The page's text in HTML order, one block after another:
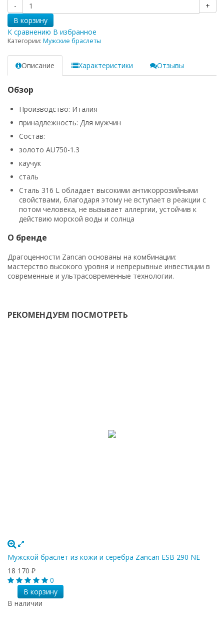
-
+
В корзину
К сравнению В избранное
Категории: Мужские браслеты
Описание Характеристики Отзывы
Обзор
Производство: Италия
принадлежность: Для мужчин
Состав:
золото AU750-1.3
каучук
сталь
Сталь 316 L обладает высокими антикоррозийными
свойствами, благодаря этому не вступает в реакции с
потом человека, не вызывает аллергии, устойчив к
действию морской воды и солнца
О бренде
Драгоценности Zancan основаны на комбинации:
мастерство высокого уровня и непрерывные инвестиции в
современные и ультрасовременные технологии.
РЕКОМЕНДУЕМ ПОСМОТРЕТЬ
Мужской браслет из кожи и серебра Zancan ESB 290 NE
18 170 ₽
0
В корзину
В наличии